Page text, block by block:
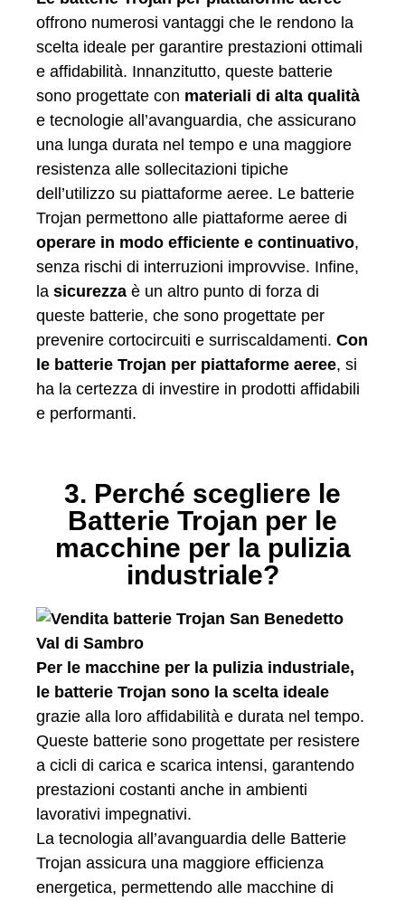
offrono numerosi vantaggi che le rendono la
scelta ideale per garantire prestazioni ottimali
e affidabilità. Innanzitutto, queste batterie
sono progettate con materiali di alta qualità
e tecnologie all’avanguardia, che assicurano
una lunga durata nel tempo e una maggiore
resistenza alle sollecitazioni tipiche
dell’utilizzo su piattaforme aeree. Le batterie
Trojan permettono alle piattaforme aeree di
operare in modo efficiente e continuativo,
senza rischi di interruzioni improvvise. Infine,
la sicurezza è un altro punto di forza di
queste batterie, che sono progettate per
prevenire cortocircuiti e surriscaldamenti. Con
le batterie Trojan per piattaforme aeree, si
ha la certezza di investire in prodotti affidabili
e performanti.
3. Perché scegliere le
Batterie Trojan per le
macchine per la pulizia
industriale?
Per le macchine per la pulizia industriale,
le batterie Trojan sono la scelta ideale
grazie alla loro affidabilità e durata nel tempo.
Queste batterie sono progettate per resistere
a cicli di carica e scarica intensi, garantendo
prestazioni costanti anche in ambienti
lavorativi impegnativi.
La tecnologia all’avanguardia delle Batterie
Trojan assicura una maggiore efficienza
energetica, permettendo alle macchine di